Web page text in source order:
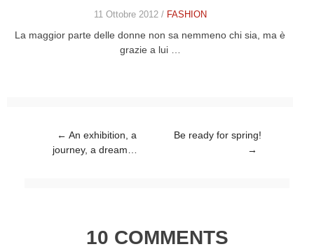
11 Ottobre 2012 / FASHION
La maggior parte delle donne non sa nemmeno chi sia, ma è
grazie a lui …
Post navigation
← An exhibition, a
journey, a dream…
Be ready for spring!
→
10 COMMENTS